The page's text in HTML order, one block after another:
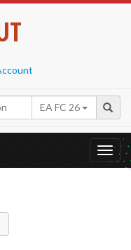
EA FC 26